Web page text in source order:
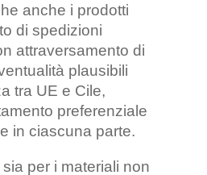
anche i prodotti
di spedizioni
attraversamento di
plausibili
tra UE e Cile,
preferenziale
in ciascuna parte.
per i materiali non